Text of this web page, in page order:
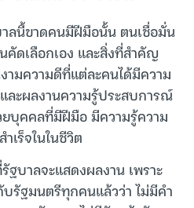
ลนี้ขาดคนมีฝีมือนั้น ตนเชื่อมั่น
ดเลือกเอง และสิ่งที่สำคัญ
มความดีที่แต่ละคนได้มีความ
และผลงานความรู้ประสบการณ์
บุคคลที่มีฝีมือ มีความรู้ความ
เร็จในในชีวิต
บาลจะแสดงผลงาน เพราะ
บรัฐมนตรีทุกคนแล้วว่า ไม่มีคำ